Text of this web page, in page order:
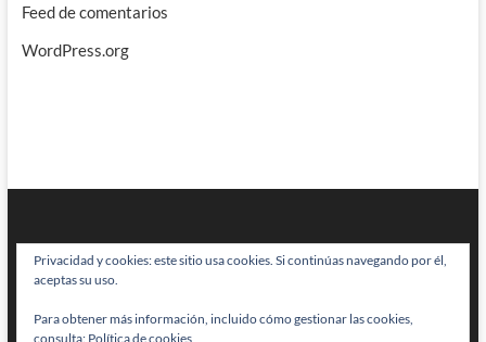
Feed de comentarios
WordPress.org
BRAINSTOMPING| Diseñado por:Theme Freesia|WordPress| © Todos
Privacidad y cookies: este sitio usa cookies. Si continúas navegando por él,
aceptas su uso.
Para obtener más información, incluido cómo gestionar las cookies,
consulta: Política de cookies